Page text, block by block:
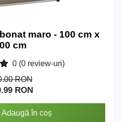
maro - 100 cm x
cm
0 (0 review-uri)
RON
RON
Adaugă în coș